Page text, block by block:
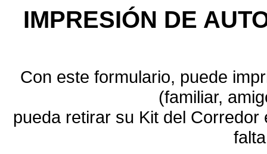
IMPRESIÓN DE
Con este formulario, puede
(familiar,
pueda retirar su Kit del